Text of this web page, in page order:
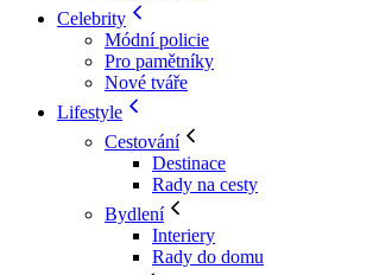
Celebrity
Módní policie
Pro pamětníky
Nové tváře
Lifestyle
Cestování
Destinace
Rady na cesty
Bydlení
Interiery
Rady do domu